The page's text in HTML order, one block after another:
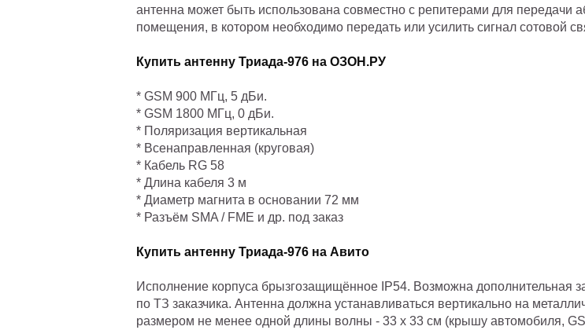
антенна может быть использована совместно с репитерами для передачи
помещения, в котором необходимо передать или усилить сигнал сотовой
Купить антенну Триада-976 на ОЗОН.РУ
* GSM 900 МГц, 5 дБи.
* GSM 1800 МГц, 0 дБи.
* Поляризация вертикальная
* Всенаправленная (круговая)
* Кабель RG 58
* Длина кабеля 3 м
* Диаметр магнита в основании 72 мм
* Разъём SMA / FME и др. под заказ
Купить антенну Триада-976 на Авито
Исполнение корпуса брызгозащищённое IP54. Возможна дополнительная
по ТЗ заказчика. Антенна должна устанавливаться вертикально на
размером не менее одной длины волны - 33 х 33 см (крышу автомобиля,